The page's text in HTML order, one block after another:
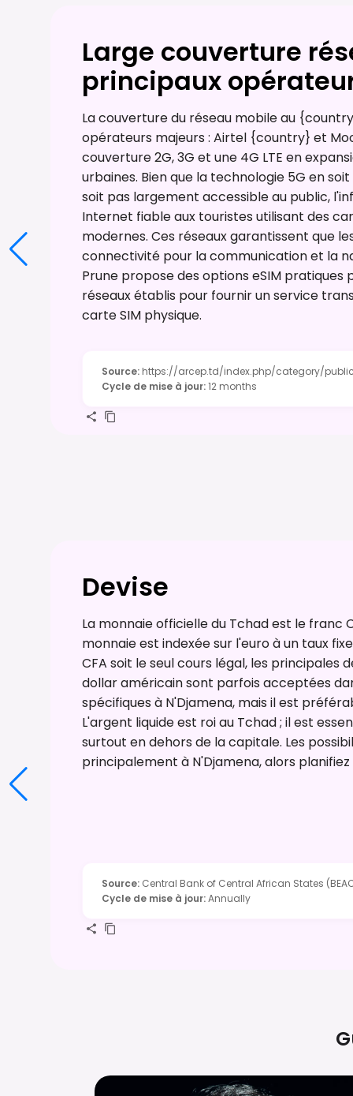
Large couverture
principaux
La couverture du réseau mobile au
opérateurs majeurs : Airtel {country} et
couverture 2G, 3G et une 4G LTE en
urbaines. Bien que la technologie 5G en
soit pas largement accessible au public,
Internet fiable aux touristes utilisant des
modernes. Ces réseaux garantissent que
connectivité pour la communication et la
Prune propose des options eSIM
réseaux établis pour fournir un service
carte SIM physique.
Source: https://arcep.td/index.php/category/
Cycle de mise à jour:12 months
Devise
La monnaie officielle du Tchad est le franc
monnaie est indexée sur l'euro à un taux
CFA soit le seul cours légal, les
dollar américain sont parfois acceptées
spécifiques à N'Djamena, mais il est
L'argent liquide est roi au Tchad ; il est
surtout en dehors de la capitale. Les
principalement à N'Djamena, alors
Source: Central Bank of Central African States
Cycle de mise à jour:Annually